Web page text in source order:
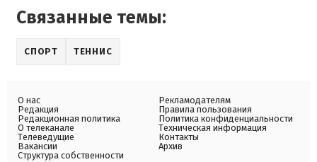
Связанные темы:
СПОРТ ТЕННИС
О нас
Редакция
Редакционная политика
О телеканале
Телеведущие
Вакансии
Структура собственности
Рекламодателям
Правила пользования
Политика конфиденциальности
Техническая информация
Контакты
Архив